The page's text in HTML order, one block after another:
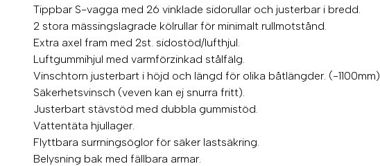
Tippbar S-vagga med 26 vinklade sidorullar och justerbar i bredd.
2 stora mässingslagrade kölrullar för minimalt rullmotstånd.
Extra axel fram med 2st. sidostöd/lufthjul.
Luftgummihjul med varmförzinkad stålfälg.
Vinschtorn justerbart i höjd och längd för olika båtlängder. (-1100mm)
Säkerhetsvinsch (veven kan ej snurra fritt).
Justerbart stävstöd med dubbla gummistöd.
Vattentäta hjullager.
Flyttbara surrningsöglor för säker lastsäkring.
Belysning bak med fällbara armar.